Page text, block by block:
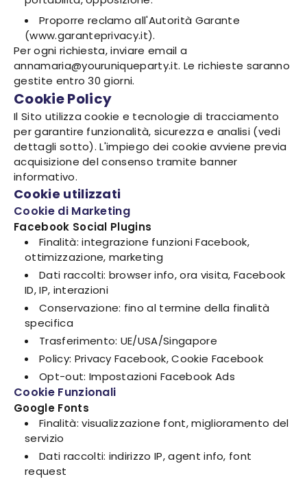
Proporre reclamo all'Autorità Garante
(www.garanteprivacy.it).
Per ogni richiesta, inviare email a
annamaria@youruniqueparty.it. Le richieste saranno
gestite entro 30 giorni.
Cookie Policy
Il Sito utilizza cookie e tecnologie di tracciamento
per garantire funzionalità, sicurezza e analisi (vedi
dettagli sotto). L'impiego dei cookie avviene previa
acquisizione del consenso tramite banner
informativo.
Cookie utilizzati
Cookie di Marketing
Facebook Social Plugins
Finalità: integrazione funzioni Facebook,
ottimizzazione, marketing
Dati raccolti: browser info, ora visita, Facebook
ID, IP, interazioni
Conservazione: fino al termine della finalità
specifica
Trasferimento: UE/USA/Singapore
Policy: Privacy Facebook, Cookie Facebook
Opt-out: Impostazioni Facebook Ads
Cookie Funzionali
Google Fonts
Finalità: visualizzazione font, miglioramento del
servizio
Dati raccolti: indirizzo IP, agent info, font
request